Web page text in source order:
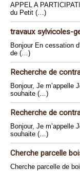
APPEL A
du Petit (…)
travaux sylvicoles-
Bonjour En cessation
de (…)
Recherche de
Bonjour, Je m’appelle
souhaite (…)
Recherche de
Bonjour, Je m’appelle
souhaite (…)
Cherche parcelle
Cherche parcelle de